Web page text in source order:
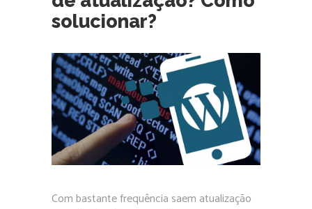
solucionar?
Com bastante frequência saem atualização